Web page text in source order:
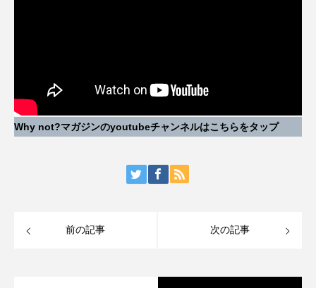
Why not?マガジンのyoutubeチャンネルはこちらをタップ
前の記事 次の記事